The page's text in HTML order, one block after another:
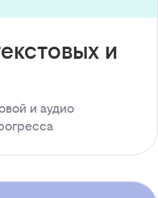
и
и аудио